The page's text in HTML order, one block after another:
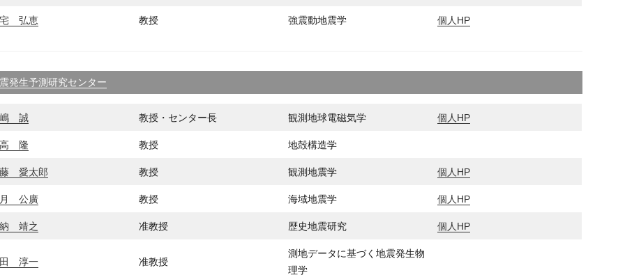
弘恵 教授 強震動地震学 個人HP
発生予測研究センター
嶋 誠 教授・センター長 観測地球電磁気学 個人HP
隆 教授 地殻構造学
愛太郎 教授 観測地震学 個人HP
公廣 教授 海域地震学 個人HP
靖之 准教授 歴史地震研究 個人HP
淳一 准教授
測地データに基づく地震発生物
理学